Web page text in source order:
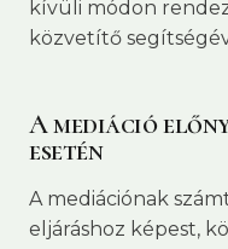
kívüli módon
közvetítő
A mediáció
esetén
A mediációnak
eljáráshoz képest,